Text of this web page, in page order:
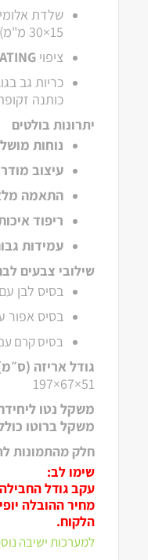
15×30 מ"מ)
ציפוי
כותנה זקופה
יתרונות בולטים
נוחות
עיצוב
התאמה
ריפוד
עמידות
שילובי צבעים
בסיס לבן עם
בסיס אפור
בסיס קרם
גודל אריזה
51×67×197‎
משקל נטו
משקל ברוטו
חלק מהתמונות
שימו לב:
עקב גודל
מחיר ההובלה
הלקוח.
למערכות ישיבה